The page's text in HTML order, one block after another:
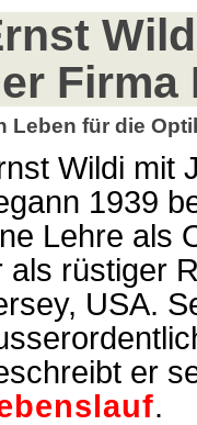
Firma
Leben für die
Wildi mit
1939
Lehre als
als rüstiger
USA.
er
.